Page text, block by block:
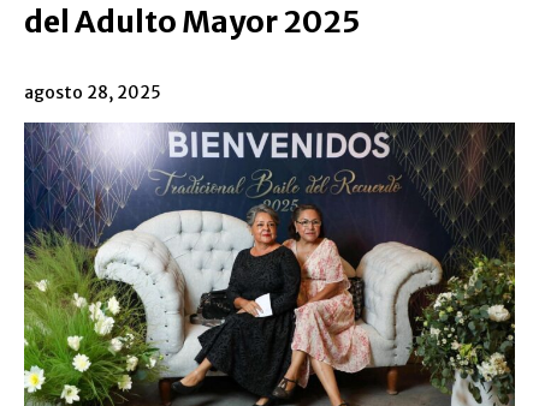
del Adulto Mayor 2025
agosto 28, 2025